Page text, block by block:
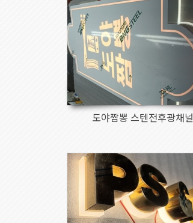
153
도야짬뽕 스텐전후광채널
170